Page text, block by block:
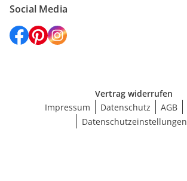
Social Media
Vertrag widerrufen
Impressum
Datenschutz AGB
Datenschutzeinstellungen